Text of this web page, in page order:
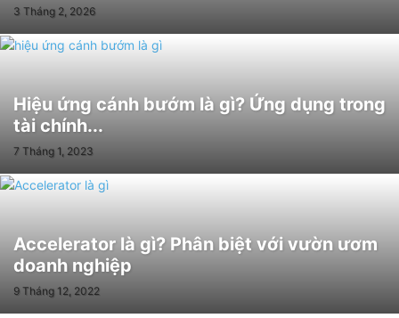
3 Tháng 2, 2026
Hiệu ứng cánh bướm là gì? Ứng dụng trong
tài chính...
7 Tháng 1, 2023
Accelerator là gì? Phân biệt với vườn ươm
doanh nghiệp
9 Tháng 12, 2022